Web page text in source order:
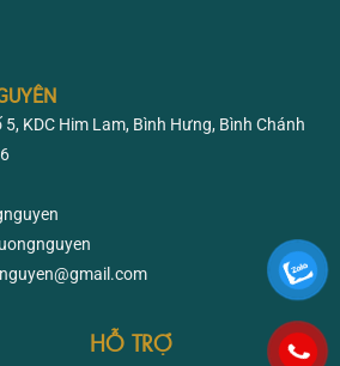
KDC Him Lam, Bình Hưng, Bình Chánh
HỖ TRỢ